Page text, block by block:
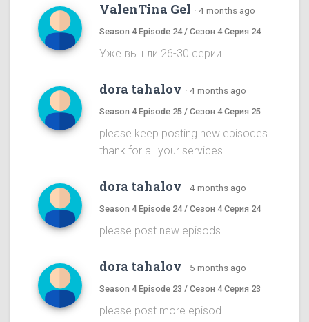
ValenTina Gel · 4 months ago
Season 4 Episode 24 / Сезон 4 Серия 24
Уже вышли 26-30 серии
dora tahalov · 4 months ago
Season 4 Episode 25 / Сезон 4 Серия 25
please keep posting new episodes
thank for all your services
dora tahalov · 4 months ago
Season 4 Episode 24 / Сезон 4 Серия 24
please post new episods
dora tahalov · 5 months ago
Season 4 Episode 23 / Сезон 4 Серия 23
please post more episod